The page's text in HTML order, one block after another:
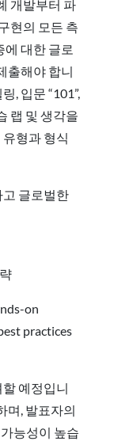
개발부터 파
현의 모든 측
에 대한 글로
출해야 합니
, 입문 “101”,
랩 및 생각을
형과 형식
고 글로벌한
on
practices
예정입니
며, 발표자의
능성이 높습